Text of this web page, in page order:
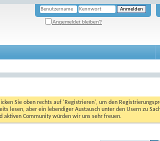
Angemeldet bleiben?
Sie oben rechts auf 'Registrieren', um den
lesen, aber ein lebendiger Austausch unter den Usern zu
aktiven Community würden wir uns sehr freuen.